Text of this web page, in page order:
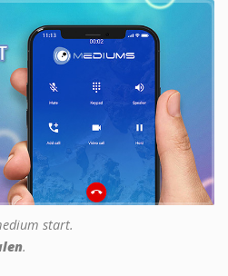
start.
.